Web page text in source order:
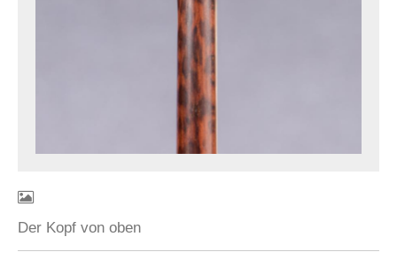
Der Kopf von oben